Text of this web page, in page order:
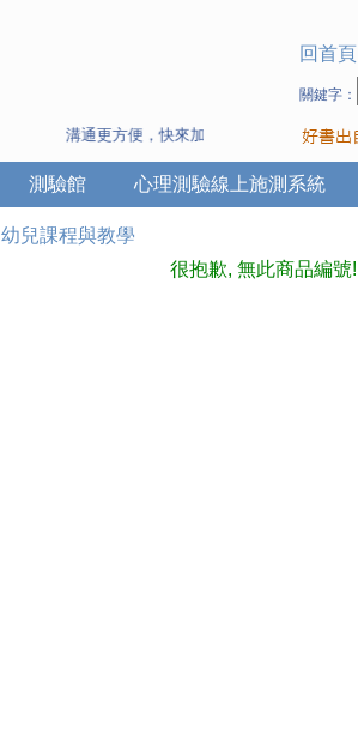
溝通更方便，快來加入Line 與 Wechat ~
回首頁
關鍵字：
心理測驗線上施測系統
測驗館
幼兒課程與教學
很抱歉, 無此商品編號!